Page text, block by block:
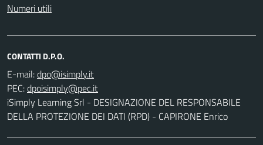
Numeri utili
CONTATTI D.P.O.
E-mail:
PEC:
iSimply Learning Srl - DESIGNAZIONE DEL RESPONSABILE
DELLA PROTEZIONE DEI DATI (RPD) - CAPIRONE Enrico